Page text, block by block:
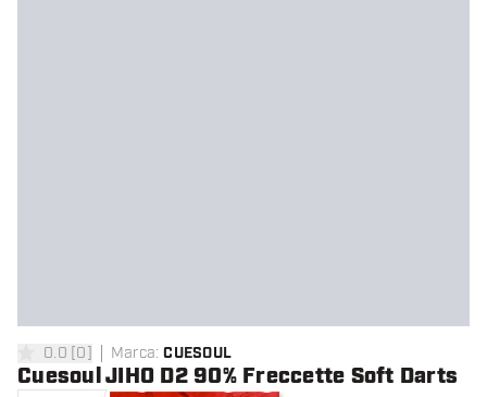
0 stelle di valutazione
0.0 [0] Marca: CUESOUL
Cuesoul JIHO D2 90% Freccette Soft Darts